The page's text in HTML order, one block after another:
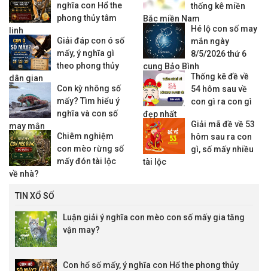
nghĩa con Hổ the
phong thủy tâm
linh
Giải đáp con ó số
mấy, ý nghĩa gì
theo phong thủy
dân gian
Con kỳ nhông số
mấy? Tìm hiểu ý
nghĩa và con số
may mắn
Chiêm nghiệm
con mèo rừng số
mấy đón tài lộc
về nhà?
thống kê miền
Bắc miền Nam
Hé lộ con số may
mắn ngày
8/5/2026 thứ 6
cung Bảo Bình
Thống kê đề về
54 hôm sau về
con gì ra con gì
đẹp nhất
Giải mã đề về 53
hôm sau ra con
gì, số mấy nhiều
tài lộc
TIN XỔ SỐ
Luận giải ý nghĩa con mèo con số mấy gia tăng
vận may?
Con hổ số mấy, ý nghĩa con Hổ the phong thủy